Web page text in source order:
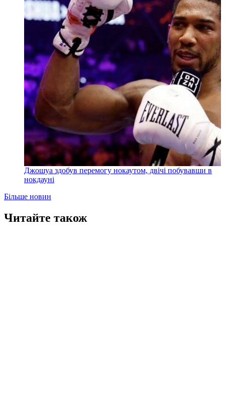
Джошуа здобув перемогу нокаутом, двічі побувавши в
нокдауні
Більше новин
Читайте також